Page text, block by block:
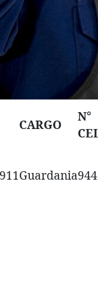
CARGO
N°
Guardania